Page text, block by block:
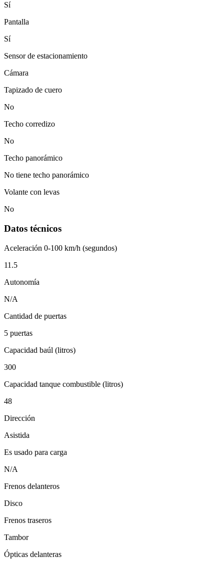
Sí
Pantalla
Sí
Sensor de estacionamiento
Cámara
Tapizado de cuero
No
Techo corredizo
No
Techo panorámico
No tiene techo panorámico
Volante con levas
No
Datos técnicos
Aceleración 0-100 km/h (segundos)
11.5
Autonomía
N/A
Cantidad de puertas
5 puertas
Capacidad baúl (litros)
300
Capacidad tanque combustible (litros)
48
Dirección
Asistida
Es usado para carga
N/A
Frenos delanteros
Disco
Frenos traseros
Tambor
Ópticas delanteras